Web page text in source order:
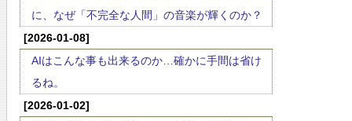
に、なぜ「不完全な人間」の音楽が輝くのか？
[2026-01-08]
AIはこんな事も出来るのか…確かに手間は省け
るね。
[2026-01-02]